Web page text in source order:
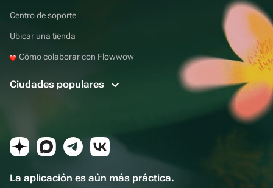
Centro de soporte
Ubicar una tienda
Cómo colaborar con Flowwow
Ciudades populares
La aplicación es aún más práctica.